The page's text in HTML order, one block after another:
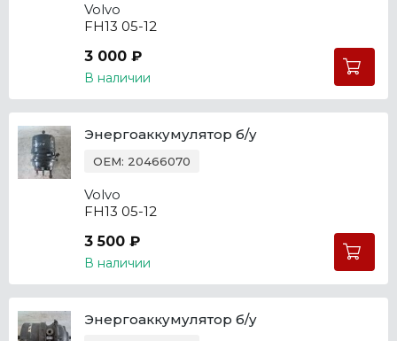
Volvo
FH13 05-12
3 000 ₽
В наличии
Энергоаккумулятор б/у
OEM: 20466070
Volvo
FH13 05-12
3 500 ₽
В наличии
Энергоаккумулятор б/у